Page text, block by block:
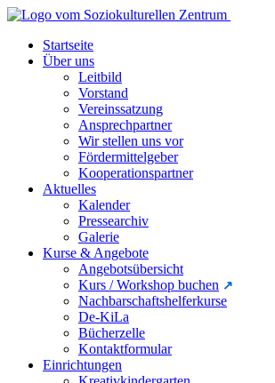
Startseite
Über uns
Leitbild
Vorstand
Vereinssatzung
Ansprechpartner
Wir stellen uns vor
Fördermittelgeber
Kooperationspartner
Aktuelles
Kalender
Pressearchiv
Galerie
Kurse & Angebote
Angebotsübersicht
Kurs / Workshop buchen
Nachbarschaftshelferkurse
De-KiLa
Bücherzelle
Kontaktformular
Einrichtungen